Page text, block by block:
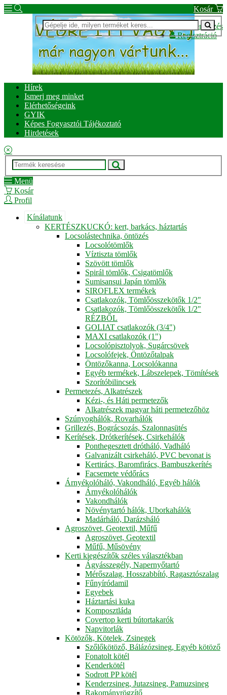
Kosár
Bejelentkezés
Regisztráció
Hírek
Ismerj meg minket
Elérhetőségeink
GYIK
Képes Fogyasztói Tájékoztató
Hirdetések
Menü
Kosár
Profil
Kínálatunk
KERTÉSZKUCKÓ: kert, barkács, háztartás
Locsolástechnika, öntözés
Locsolótömlők
Víztiszta tömlők
Szövött tömlők
Spirál tömlők, Csigatömlők
Sumisansui Japán tömlők
SIROFLEX termékek
Csatlakozók, Tömlőösszekötők 1/2"
Csatlakozók, Tömlőösszekötők 1/2"
RÉZBŐL
GOLIAT csatlakozók (3/4")
MAXI csatlakozók (1")
Locsolópisztolyok, Sugárcsövek
Locsolófejek, Öntözőtalpak
Öntözőkanna, Locsolókanna
Egyéb termékek, Lábszelepek, Tömítések
Szorítóbilincsek
Permetezés, Alkatrészek
Kézi-, és Háti permetezők
Alkatrészek magyar háti permetezőhöz
Szúnyoghálók, Rovarhálók
Grillezés, Bográcsozás, Szalonnasütés
Kerítések, Drótkerítések, Csirkehálók
Ponthegesztett drótháló, Vadháló
Galvanizált csirkeháló, PVC bevonat is
Kertirács, Baromfirács, Bambuszkerítés
Facsemete védőrács
Árnyékolóháló, Vakondháló, Egyéb hálók
Árnyékolóhálók
Vakondhálók
Növénytartó hálók, Uborkahálók
Madárháló, Darázsháló
Agroszövet, Geotextil, Műfű
Agroszövet, Geotextil
Műfű, Műsövény
Kerti kiegészítők széles választékban
Ágyásszegély, Napernyőtartó
Mérőszalag, Hosszabbító, Ragasztószalag
Fűnyíródamil
Egyebek
Háztartási kuka
Komposztláda
Covertop kerti bútortakarók
Napvitorlák
Kötözők, Kötelek, Zsinegek
Szőlőkötöző, Bálázózsineg, Egyéb kötöző
Fonatolt kötél
Kenderkötél
Sodrott PP kötél
Kenderzsineg, Jutazsineg, Pamuzsineg
Rakományrögzítő